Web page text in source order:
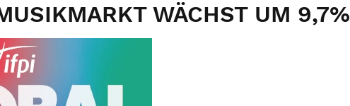
WÄCHST UM 9,7%